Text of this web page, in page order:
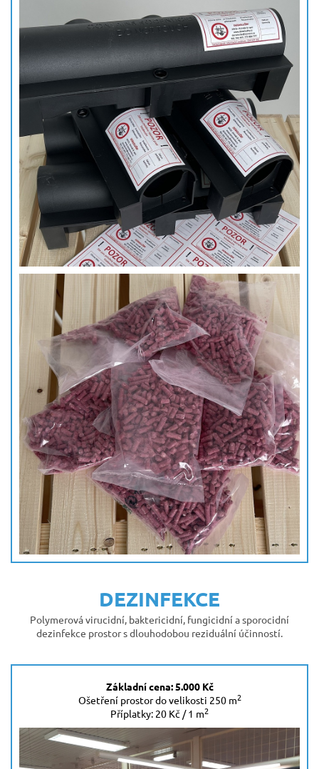
DEZINFEKCE
Polymerová virucidní, baktericidní, fungicidní a sporocidní
dezinfekce prostor s dlouhodobou reziduální účinností.
Základní cena: 5.000 Kč
Ošetření prostor do velikosti 250 m2
Příplatky: 20 Kč / 1 m2